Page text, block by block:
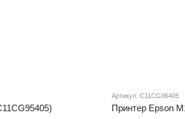
Артикул: C11CG96405
Принтер Epson